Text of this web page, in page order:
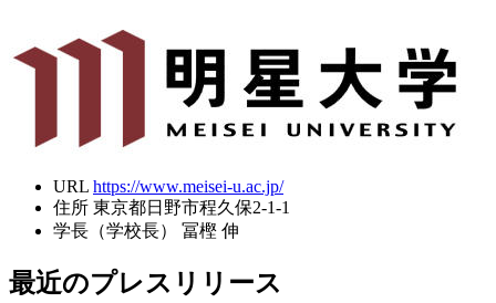
URL https://www.meisei-u.ac.jp/
住所 東京都日野市程久保2-1-1
学長（学校長）
冨樫 伸
最近のプレスリリース